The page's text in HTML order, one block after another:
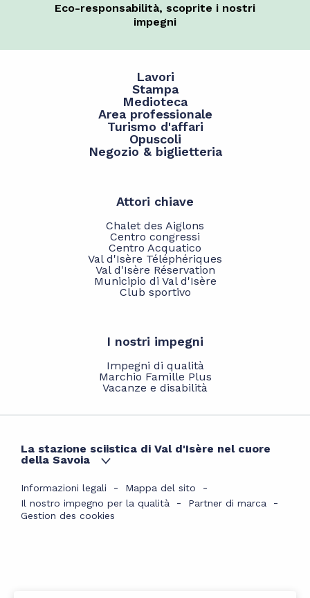
Eco-responsabilità, scoprite i nostri
impegni
Lavori
Stampa
Medioteca
Area professionale
Turismo d'affari
Opuscoli
Negozio & biglietteria
Attori chiave
Chalet des Aiglons
Centro congressi
Centro Acquatico
Val d'Isère Téléphériques
Val d'Isère Réservation
Municipio di Val d'Isère
Club sportivo
I nostri impegni
Impegni di qualità
Marchio Famille Plus
Vacanze e disabilità
La stazione sciistica di Val d'Isère nel cuore
della Savoia
Informazioni legali
Mappa del sito
Il nostro impegno per la qualità
Partner di marca
Gestion des cookies